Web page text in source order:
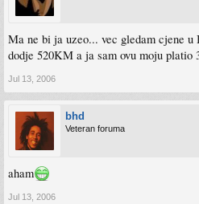
Ma ne bi ja uzeo... vec gledam cjene
dodje 520KM a ja sam ovu moju platio
Jul 13, 2006
bhd
Veteran foruma
aham
Jul 13, 2006